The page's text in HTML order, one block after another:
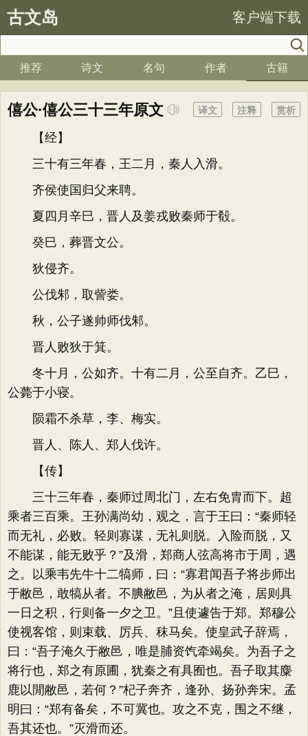
古文岛 客户端下载
推荐 诗文 名句 作者 古籍
僖公·僖公三十三年原文 赏析
注释
译文
【经】
三十有三年春，王二月，秦人入滑。
齐侯使国归父来聘。
夏四月辛巳，晋人及姜戎败秦师于殽。
癸巳，葬晋文公。
狄侵齐。
公伐邾，取訾娄。
秋，公子遂帅师伐邾。
晋人败狄于箕。
冬十月，公如齐。十有二月，公至自齐。乙巳，
公薨于小寝。
陨霜不杀草，李、梅实。
晋人、陈人、郑人伐许。
【传】
三十三年春，秦师过周北门，左右免胄而下。超
乘者三百乘。王孙满尚幼，观之，言于王曰：“秦师轻
而无礼，必败。轻则寡谋，无礼则脱。入险而脱，又
不能谋，能无败乎？”及滑，郑商人弦高将市于周，遇
之。以乘韦先牛十二犒师，曰：“寡君闻吾子将步师出
于敝邑，敢犒从者。不腆敝邑，为从者之淹，居则具
一日之积，行则备一夕之卫。”且使遽告于郑。郑穆公
使视客馆，则束载、厉兵、秣马矣。使皇武子辞焉，
曰：“吾子淹久于敝邑，唯是脯资饩牵竭矣。为吾子之
将行也，郑之有原圃，犹秦之有具囿也。吾子取其麋
鹿以閒敝邑，若何？”杞子奔齐，逢孙、扬孙奔宋。孟
明曰：“郑有备矣，不可冀也。攻之不克，围之不继，
吾其还也。”灭滑而还。